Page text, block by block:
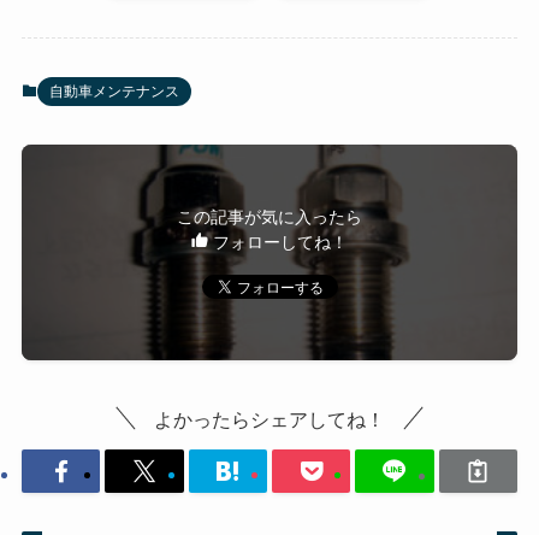
自動車メンテナンス
この記事が気に入ったら
フォローしてね！
よかったらシェアしてね！